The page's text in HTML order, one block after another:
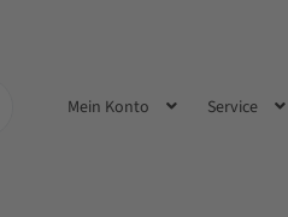
Mein Konto Service